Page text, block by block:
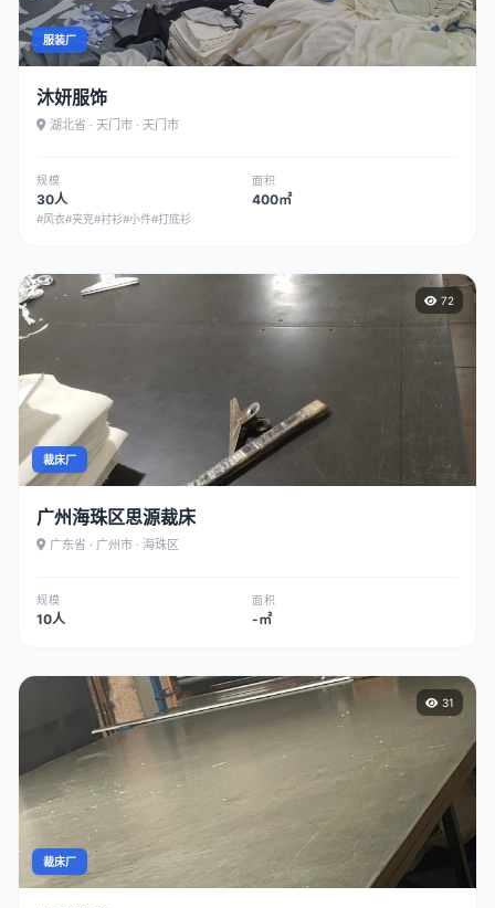
服装厂
沐妍服饰
湖北省 · 天门市 · 天门市
规模
30人
面积
400㎡
#风衣#夹克#衬衫#小件#打底衫
72
裁床厂
广州海珠区思源裁床
广东省 · 广州市 · 海珠区
规模
10人
面积
-㎡
31
裁床厂